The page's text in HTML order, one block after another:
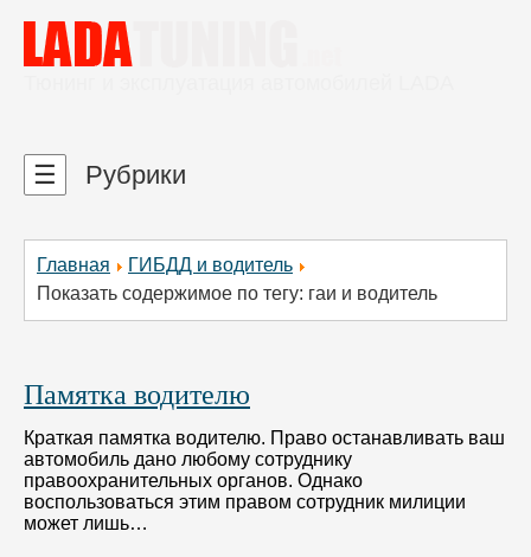
Главная
ГИБДД и водитель
Показать содержимое по тегу: гаи и водитель
Памятка водителю
Краткая памятка водителю. Право останавливать ваш
автомобиль дано любому сотруднику
правоохранительных органов. Однако
воспользоваться этим правом сотрудник милиции
может лишь…
☰ Рубрики